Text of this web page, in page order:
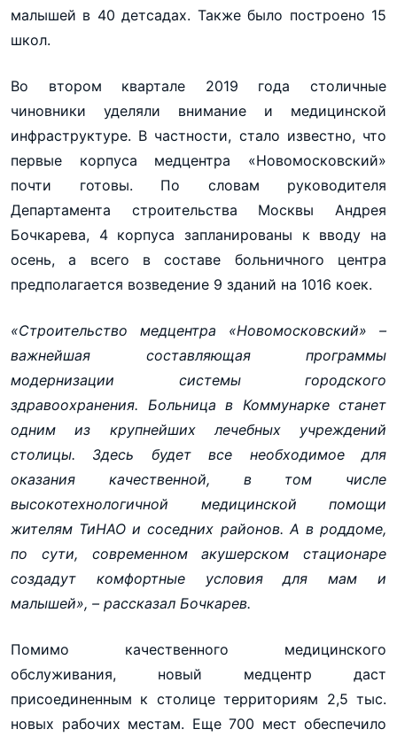
малышей в 40 детсадах. Также было построено 15
школ.
Во втором квартале 2019 года столичные
чиновники уделяли внимание и медицинской
инфраструктуре. В частности, стало известно, что
первые корпуса медцентра «Новомосковский»
почти готовы. По словам руководителя
Департамента строительства Москвы Андрея
Бочкарева, 4 корпуса запланированы к вводу на
осень, а всего в составе больничного центра
предполагается возведение 9 зданий на 1016 коек.
«Строительство медцентра «Новомосковский» –
важнейшая составляющая программы
модернизации системы городского
здравоохранения. Больница в Коммунарке станет
одним из крупнейших лечебных учреждений
столицы. Здесь будет все необходимое для
оказания качественной, в том числе
высокотехнологичной медицинской помощи
жителям ТиНАО и соседних районов. А в роддоме,
по сути, современном акушерском стационаре
создадут комфортные условия для мам и
малышей», – рассказал Бочкарев.
Помимо качественного медицинского
обслуживания, новый медцентр даст
присоединенным к столице территориям 2,5 тыс.
новых рабочих местам. Еще 700 мест обеспечило